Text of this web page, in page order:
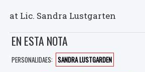
at Lic. Sandra Lustgarten
EN ESTA NOTA
PERSONALIDAES: SANDRA LUSTGARDEN